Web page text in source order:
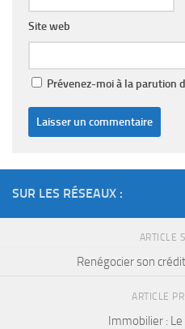
Site web
Prévenez-moi à la parution
SUR LES RÉSEAUX :
ARTICLE
Renégocier son
ARTICLE
Immobilier :